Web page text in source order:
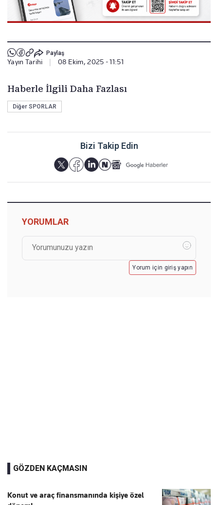
Paylaş
Yayın Tarihi 08 Ekim, 2025 - 11:51
Haberle İlgili Daha Fazlası
Diğer SPORLAR
Bizi Takip Edin
YORUMLAR
Yorum için giriş yapın
GÖZDEN KAÇMASIN
Konut ve araç finansmanında kişiye özel